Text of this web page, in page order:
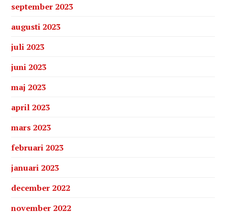
september 2023
augusti 2023
juli 2023
juni 2023
maj 2023
april 2023
mars 2023
februari 2023
januari 2023
december 2022
november 2022